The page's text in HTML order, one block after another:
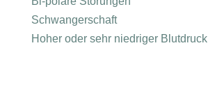
Schwangerschaft
Hoher oder sehr niedriger Blutdruck